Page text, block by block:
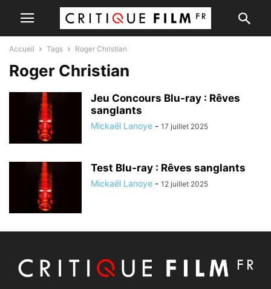
Accueil Tags Roger Christian
Roger Christian
Jeu Concours Blu-ray : Rêves
sanglants
Mickaël Lanoye - 17 juillet 2025
Test Blu-ray : Rêves sanglants
Mickaël Lanoye - 12 juillet 2025